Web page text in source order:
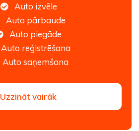
Auto izvēle
Auto pārbaude
Auto piegāde
Auto reģistrēšana
Auto saņemšana
Uzzināt vairāk